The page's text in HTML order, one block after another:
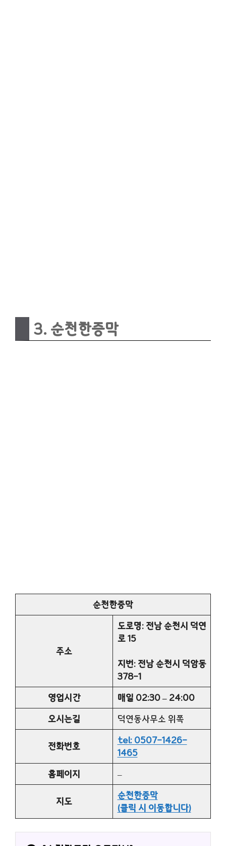
3. 순천한증막
순천한증막
주소
도로명: 전남 순천시 덕연
로 15
지번: 전남 순천시 덕암동
378-1
영업시간
매일 02:30 – 24:00
오시는길
덕연동사무소 위쪽
전화번호
tel: 0507-1426-
1465
홈페이지
–
지도
순천한증막
(클릭 시 이동합니다)